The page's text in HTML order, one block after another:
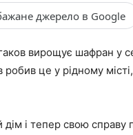
джерело в Google
вирощує шафран у
це у рідному
і тепер свою справу